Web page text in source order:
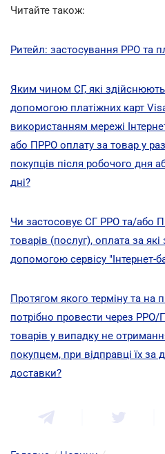
Читайте також:
Ритейл: застосування РРО та
Яким чином СГ, які
допомогою платіжних карт
використанням мережі
або ПРРО оплату за товар у
покупців після робочого дня
дні?
Чи застосовує СГ РРО та/або
товарів (послуг), оплата за
допомогою сервісу "Інтернет-
Протягом якого терміну та на
потрібно провести через
товарів у випадку не
покупцем, при відправці їх
доставки?